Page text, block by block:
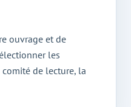
ouvrage et de
les
de lecture, la